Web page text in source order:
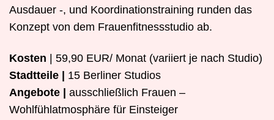
Ausdauer -, und Koordinationstraining runden das
Konzept von dem Frauenfitnessstudio ab.
Kosten | 59,90 EUR/ Monat (variiert je nach Studio)
Stadtteile | 15 Berliner Studios
Angebote | ausschließlich Frauen –
Wohlfühlatmosphäre für Einsteiger